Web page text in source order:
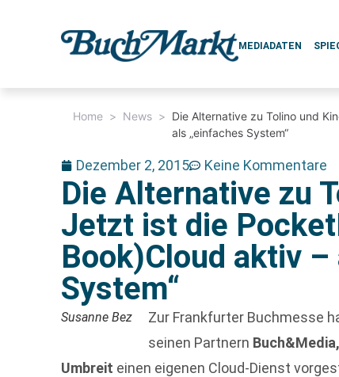
MEDIADATEN
Home > News > Die Alternative zu Tolino und
als „einfaches System“
Dezember 2, 2015 Keine Kommentare
Die Alternative zu
Jetzt ist die
Book)Cloud aktiv
System“
Susanne Bez Zur Frankfurter Buchmesse
seinen Partnern
Umbreit einen eigenen Cloud-Dienst